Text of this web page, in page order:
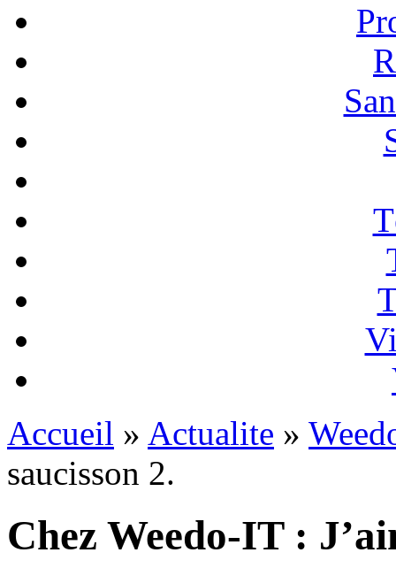
Accueil » Actualite »
saucisson 2.
Chez Weedo-IT :